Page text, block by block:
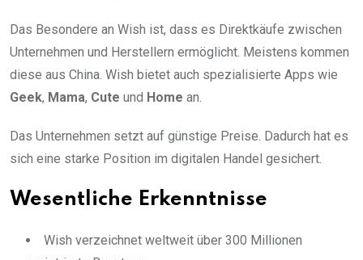
Das Besondere an Wish ist, dass es Direktkäufe zwischen
Unternehmen und Herstellern ermöglicht. Meistens kommen
diese aus China. Wish bietet auch spezialisierte Apps wie
Geek, Mama, Cute und Home an.
Das Unternehmen setzt auf günstige Preise. Dadurch hat es
sich eine starke Position im digitalen Handel gesichert.
Wesentliche Erkenntnisse
Wish verzeichnet weltweit über 300 Millionen